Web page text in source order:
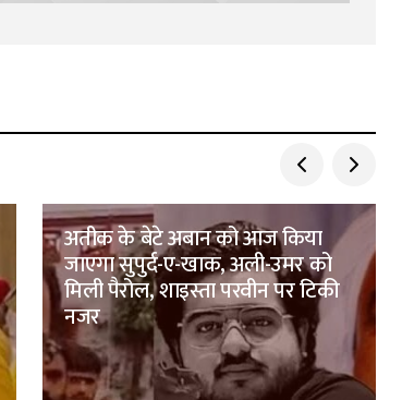
अतीक के बेटे अबान को आज किया
जाएगा सुपुर्द-ए-खाक, अली-उमर को
मिली पैरोल, शाइस्ता परवीन पर टिकी
नजर